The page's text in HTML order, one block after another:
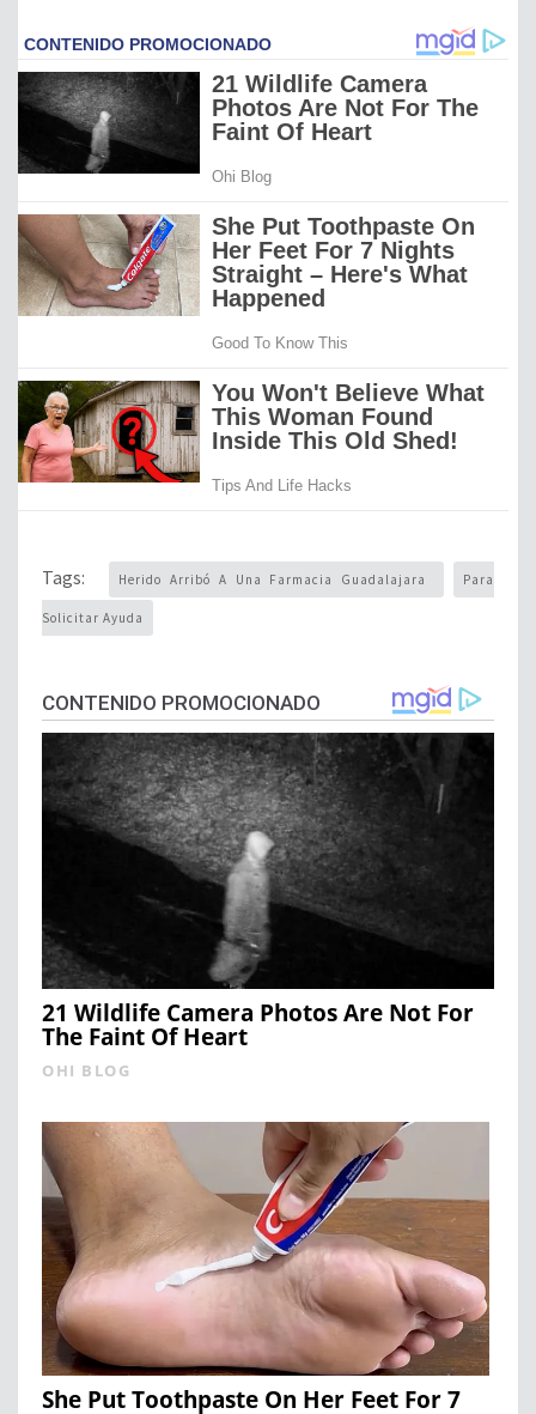
Tags: Herido Arribó A Una Farmacia Guadalajara Para
Solicitar Ayuda
CONTENIDO PROMOCIONADO
21 Wildlife Camera Photos Are Not For
The Faint Of Heart
OHI BLOG
She Put Toothpaste On Her Feet For 7